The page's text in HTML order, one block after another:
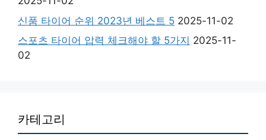
신품 타이어 순위 2023년 베스트 5 2025-11-02
스포츠 타이어 압력 체크해야 할 5가지 2025-11-
02
카테고리